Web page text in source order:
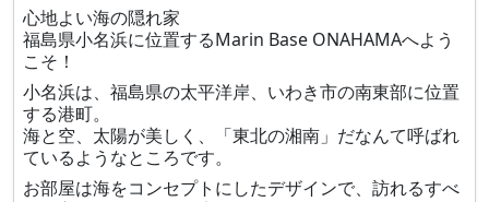
心地よい海の隠れ家
福島県小名浜に位置するMarin Base ONAHAMAへよう
こそ！
小名浜は、福島県の太平洋岸、いわき市の南東部に位置
する港町。
海と空、太陽が美しく、「東北の湘南」だなんて呼ばれ
ているようなところです。
お部屋は海をコンセプトにしたデザインで、訪れるすべ